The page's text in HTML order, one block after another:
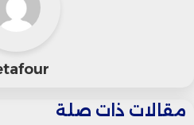
نظرة أكثر شمولًا على
للتغيير قبل الإصدار
المقبل.
مقالات ذات صلة